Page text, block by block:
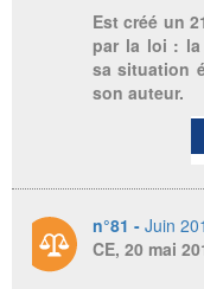
Est créé un
par la loi :
sa situation
son auteur.
n°81 - Juin
CE, 20 mai